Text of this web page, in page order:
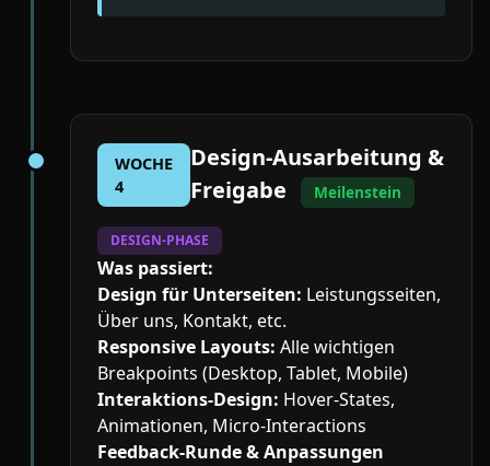
WOCHE
4
Design-Ausarbeitung &
Freigabe
Meilenstein
DESIGN-PHASE
Was passiert:
Design für Unterseiten: Leistungsseiten,
Über uns, Kontakt, etc.
Responsive Layouts: Alle wichtigen
Breakpoints (Desktop, Tablet, Mobile)
Interaktions-Design: Hover-States,
Animationen, Micro-Interactions
Feedback-Runde & Anpassungen